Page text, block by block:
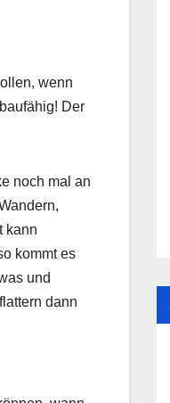
wenn
Der
noch mal an
kann
kommt es
und
dann